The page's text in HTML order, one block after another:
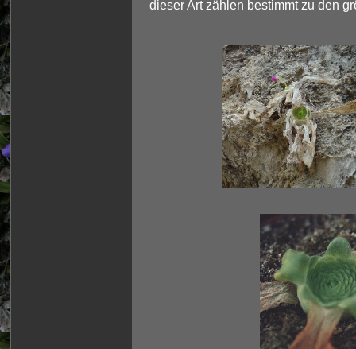
dieser Art zählen bestimmt zu den